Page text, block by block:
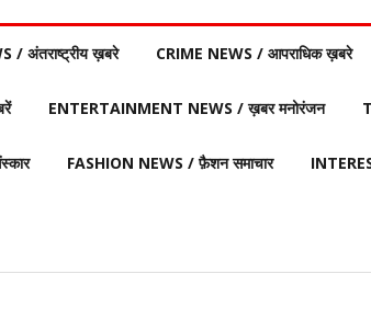
/ अंतराष्ट्रीय ख़बरे CRIME NEWS / आपराधिक ख़बरे
ENTERTAINMENT NEWS / ख़बर मनोरंजन
FASHION NEWS / फ़ैशन समाचार
की महान दीवार (Great Wall) के
♦️ईसा पूर्व 490 – मैराथन का युद्ध, यूनानियों ने
🌍विश्व